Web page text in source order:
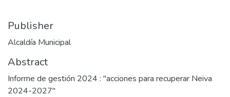
Publisher
Alcaldía Municipal
Abstract
Informe de gestión 2024 : "acciones para recuperar Neiva
2024-2027"